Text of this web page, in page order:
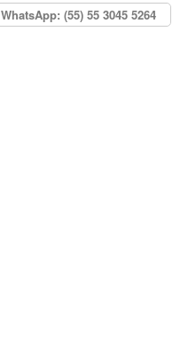
WhatsApp: (55) 55 3045 5264